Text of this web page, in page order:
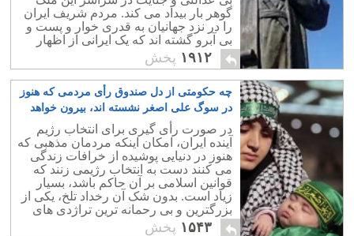
گوهر بار بیداد می کند. مردم شریف ایران
را در نزد جهانیان به قدری خوار و پست و
بی آبرو گشته اند که یک ایرانی از اظهار
ایرانی بودنش احساس شرم و خجالت می
کند.
۱۹۱۲ پخش
چه حکومتی از دل صندوق رأی مردمی که هنوز
در سوگ علی اصغر نشسته اند، بیرون خواهد
در صورت رأی گیری برای انتخاب رژیم
آینده ایران، امکان اینکه مردمان مذهبی که
هنوز در دنیایی پوشیده از خرافات زندگی
می کنند دست به انتخاب رژیمی زنند که
قوانین اسلامی بر آن حاکم باشد، بسیار
زیاد است. بدون شک آن رخداد تلخ، یکی از
بزرگترین و بی رحمانه ترین تراژدی های
تاریخ ایران زمین خواهد بود.
۱۵۴۳ پخش